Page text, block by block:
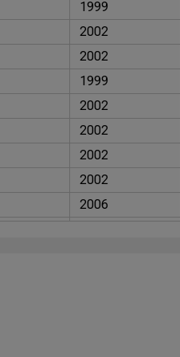
1999
2002
2002
1999
2002
2002
2002
2002
2006